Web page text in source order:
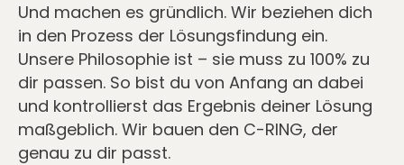
Und machen es gründlich. Wir beziehen dich
in den Prozess der Lösungsfindung ein.
Unsere Philosophie ist – sie muss zu 100% zu
dir passen. So bist du von Anfang an dabei
und kontrollierst das Ergebnis deiner Lösung
maßgeblich. Wir bauen den C-RING, der
genau zu dir passt.